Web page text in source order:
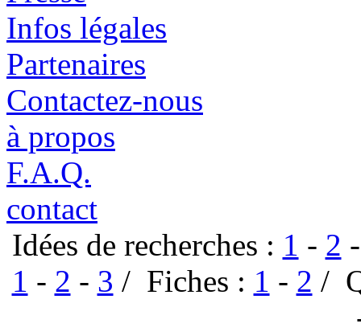
Infos légales
Partenaires
Contactez-nous
à propos
F.A.Q.
contact
Idées de recherches : 1 - 2
1 - 2 - 3 / Fiches : 1 - 2 /